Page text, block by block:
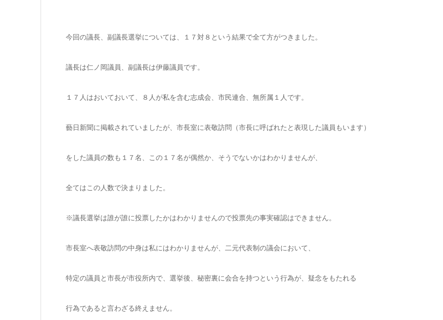
今回の議長、副議長選挙については、１７対８という結果で全て方がつきました。
議長は仁ノ岡議員、副議長は伊藤議員です。
１７人はおいておいて、８人が私を含む志成会、市民連合、無所属１人です。
藝日新聞に掲載されていましたが、市長室に表敬訪問（市長に呼ばれたと表現した議員もいます）
をした議員の数も１７名、この１７名が偶然か、そうでないかはわかりませんが、
全てはこの人数で決まりました。
※議長選挙は誰が誰に投票したかはわかりませんので投票先の事実確認はできません。
市長室へ表敬訪問の中身は私にはわかりませんが、二元代表制の議会において、
特定の議員と市長が市役所内で、選挙後、秘密裏に会合を持つという行為が、疑念をもたれる
行為であると言わざる終えません。